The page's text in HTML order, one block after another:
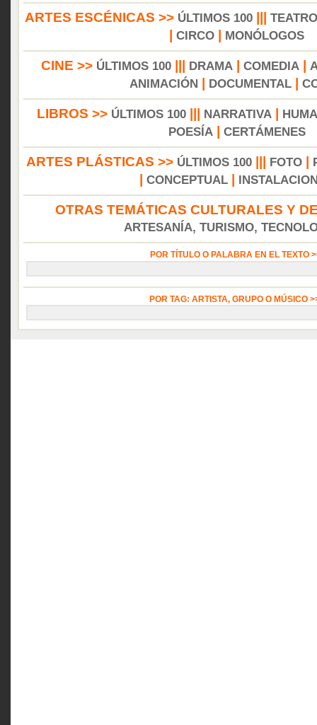
ARTES ESCÉNICAS >> ÚLTIMOS 100||| TEATRO
CIRCO MONÓLOGOS
CINE >> ÚLTIMOS 100 DRAMA COMEDIA
ANIMACIÓN
DOCUMENTAL|
LIBROS >> ÚLTIMOS 100 NARRATIVA
POESÍA| CERTÁMENES
ARTES PLÁSTICAS >> ÚLTIMOS 100 FOTO
CONCEPTUAL
OTRAS TEMÁTICAS CULTURALES Y
ARTESANÍA, TURISMO,
POR TÍTULO O PALABRA EN EL TEXTO
POR TAG: ARTISTA, GRUPO O MÚSICO